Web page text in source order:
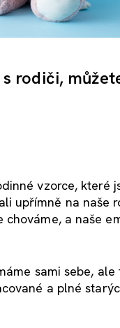
rodiči,
vzorce,
upřímně na naše
a naše
sami sebe,
a plné